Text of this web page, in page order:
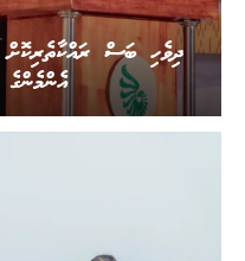
ދިވެހި ބަސް